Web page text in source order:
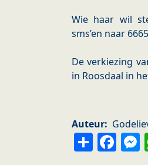
Wie haar wil
sms’en naar
De verkiezing
in Roosdaal in
Auteur
Share